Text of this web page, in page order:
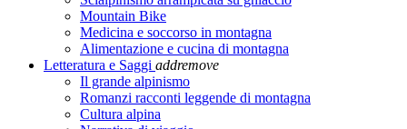
Mountain Bike
Medicina e soccorso in montagna
Alimentazione e cucina di montagna
Letteratura e Saggi addremove
Il grande alpinismo
Romanzi racconti leggende di montagna
Cultura alpina